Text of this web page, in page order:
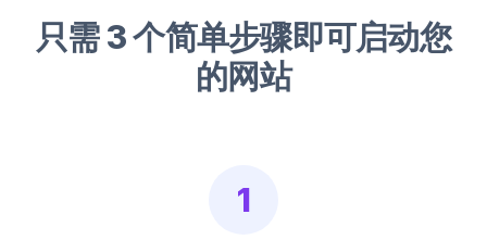
只需 3 个简单步骤即可启动您
的网站
1